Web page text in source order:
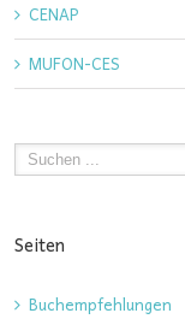
CENAP
MUFON-CES
Seiten
Buchempfehlungen